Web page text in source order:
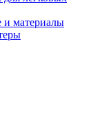
и материалы